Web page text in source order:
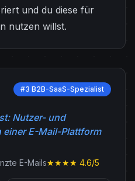
und du diese für
nutzen willst.
#3 B2B-SaaS-Spezialist
Nutzer- und
einer E-Mail-Plattform
E-Mails★★★★ 4.6/5